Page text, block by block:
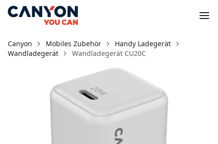
Canyon Mobiles Zubehör
Handy Ladegerät
Wandladegerät
Wandladegerät CU20C